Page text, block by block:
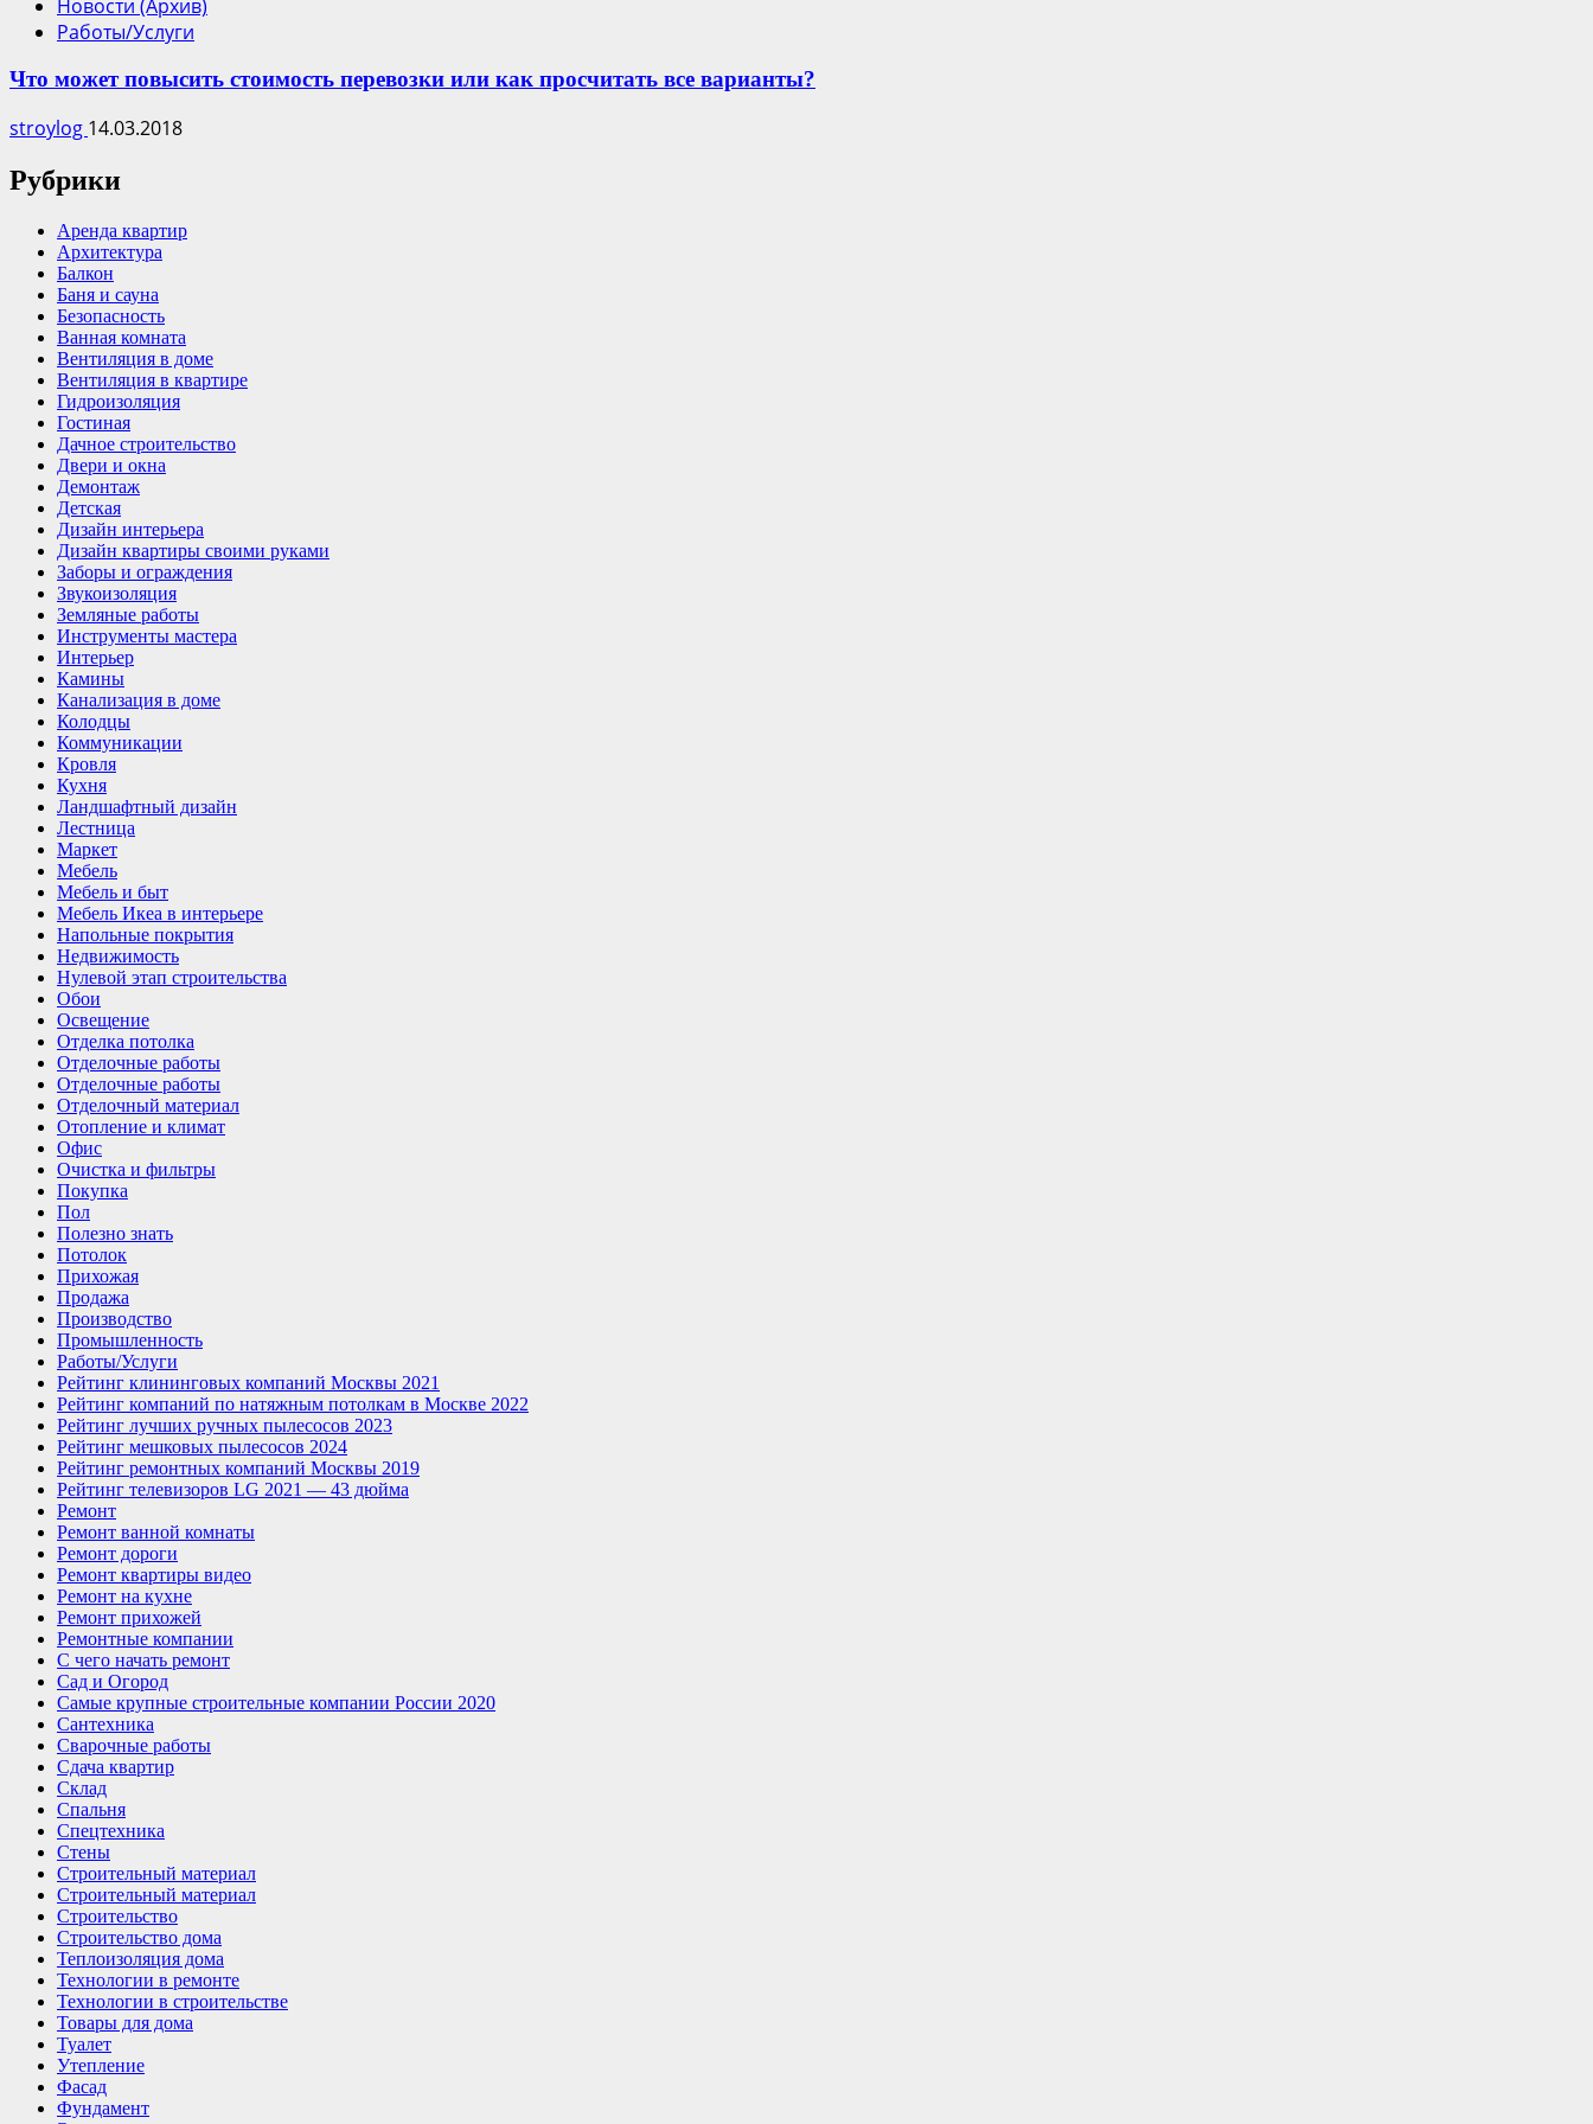
Новости (Архив)
Работы/Услуги
Что может повысить стоимость перевозки или как просчитать все варианты?
stroylog 14.03.2018
Рубрики
Аренда квартир
Архитектура
Балкон
Баня и сауна
Безопасность
Ванная комната
Вентиляция в доме
Вентиляция в квартире
Гидроизоляция
Гостиная
Дачное строительство
Двери и окна
Демонтаж
Детская
Дизайн интерьера
Дизайн квартиры своими руками
Заборы и ограждения
Звукоизоляция
Земляные работы
Инструменты мастера
Интерьер
Камины
Канализация в доме
Колодцы
Коммуникации
Кровля
Кухня
Ландшафтный дизайн
Лестница
Маркет
Мебель
Мебель и быт
Мебель Икеа в интерьере
Напольные покрытия
Недвижимость
Нулевой этап строительства
Обои
Освещение
Отделка потолка
Отделочные работы
Отделочные работы
Отделочный материал
Отопление и климат
Офис
Очистка и фильтры
Покупка
Пол
Полезно знать
Потолок
Прихожая
Продажа
Производство
Промышленность
Работы/Услуги
Рейтинг клининговых компаний Москвы 2021
Рейтинг компаний по натяжным потолкам в Москве 2022
Рейтинг лучших ручных пылесосов 2023
Рейтинг мешковых пылесосов 2024
Рейтинг ремонтных компаний Москвы 2019
Рейтинг телевизоров LG 2021 — 43 дюйма
Ремонт
Ремонт ванной комнаты
Ремонт дороги
Ремонт квартиры видео
Ремонт на кухне
Ремонт прихожей
Ремонтные компании
С чего начать ремонт
Сад и Огород
Самые крупные строительные компании России 2020
Сантехника
Сварочные работы
Сдача квартир
Склад
Спальня
Спецтехника
Стены
Строительный материал
Строительный материал
Строительство
Строительство дома
Теплоизоляция дома
Технологии в ремонте
Технологии в строительстве
Товары для дома
Туалет
Утепление
Фасад
Фундамент